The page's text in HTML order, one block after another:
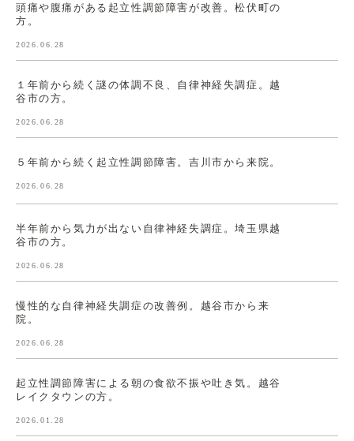
頭痛や腹痛がある起立性調節障害が改善。松伏町の
方。
2026.06.28
１年前から続く謎の体調不良、自律神経失調症。越
谷市の方。
2026.06.28
５年前から続く起立性調節障害。吉川市から来院。
2026.06.28
半年前から気力が出ない自律神経失調症。埼玉県越
谷市の方。
2026.06.28
慢性的な自律神経失調症の改善例。越谷市から来
院。
2026.06.28
起立性調節障害による朝の食欲不振や吐き気。越谷
レイクタウンの方。
2026.01.28